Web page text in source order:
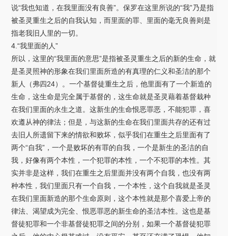
说“我也知道，在我里面没有良善”。保罗在这里所说的“我”乃是指
被圣灵重生之后的自我认知，而里面的罪、里面的毫无良善则是
指老我旧人里的一切。
4.“我里面的人”
所以，这里的“我里面的意思”是指被圣灵重生之后的新的生命，就
是圣灵照神的形象在我们里面所造的有真理的仁义和圣洁的那个
新人（弗四24）。一个基督徒重生之后，他里面有了一个新造的
生命，这生命是完全属于基督的，这生命就是圣灵藉着基督栽种
在我们里面的永生之道。这新生的生命恨恶罪恶，不能犯罪，喜
欢遵从神的律法；但是，与这新的生命在我们里面共存的还有过
去旧人所遗留下来的情欲和败坏，似乎我们在重生之后里面有了
两个“自我”，一个是败坏的有罪的自我，一个是新生的圣洁的自
我，好像有两个本性，一个犯罪的本性，一个不犯罪的本性。其
实并非是这样，我们在重生之后里面并没有两个自我，也没有两
种本性，我们里面只有一个自我，一个本性，这个自我就是圣灵
在我们里面新造的那个生命原则，这个本性就是那个喜爱上帝的
律法、渴望成为完全、恨恶罪恶的新生命的圣洁本性。这也是基
督徒犯罪和一个非基督徒犯罪之间的分别，如果一个基督徒犯罪